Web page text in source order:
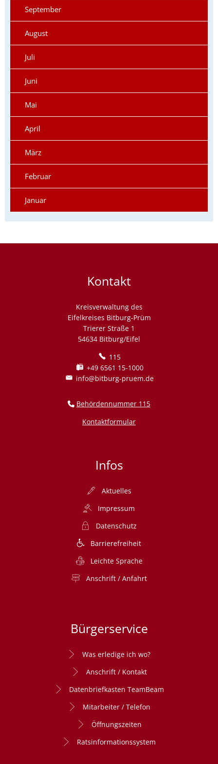
September
August
Juli
Juni
Mai
April
März
Februar
Januar
Kontakt
Kreisverwaltung des
Eifelkreises Bitburg-Prüm
Trierer Straße 1
54634 Bitburg/Eifel
115
+49 6561 15-1000
info@bitburg-pruem.de
Behördennummer 115
Kontaktformular
Infos
Aktuelles
Impressum
Datenschutz
Barrierefreiheit
Leichte Sprache
Anschrift / Anfahrt
Bürgerservice
Was erledige ich wo?
Anschrift / Kontakt
Datenbriefkasten TeamBeam
Mitarbeiter / Telefon
Öffnungszeiten
Ratsinformationssystem